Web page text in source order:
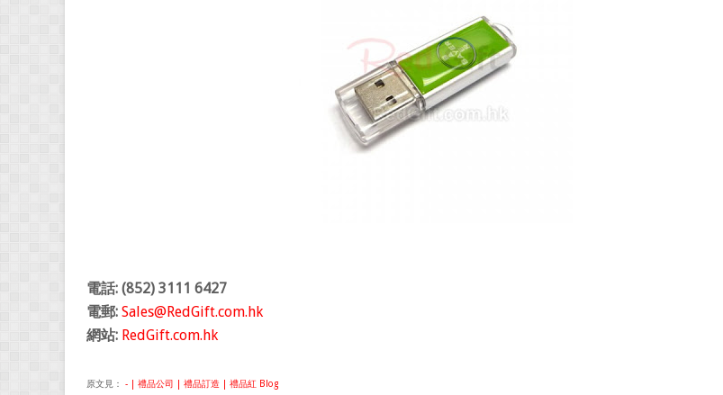
電話: (852) 3111 6427
電郵: Sales@RedGift.com.hk
網站: RedGift.com.hk
原文見： - | 禮品公司 | 禮品訂造 | 禮品紅 Blog